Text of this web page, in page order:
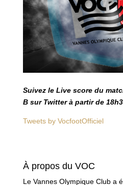
Suivez le Live score du
B sur Twitter à partir de
Tweets by VocfootOfficiel
À propos du VOC
Le Vannes Olympique Club a